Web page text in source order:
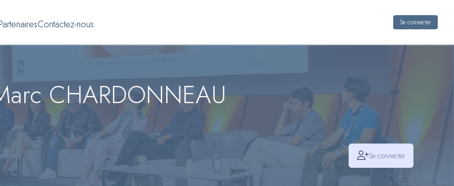
Contactez-nous Se connecter
CHARDONNEAU
Se connecter